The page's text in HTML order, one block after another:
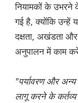
नियामकों के उभरने
गई है, क्योंकि उन्हें
दक्षता, अखंडता
अनुपालन में काम
"पर्यावरण और
लागू करने के कर्तव्य